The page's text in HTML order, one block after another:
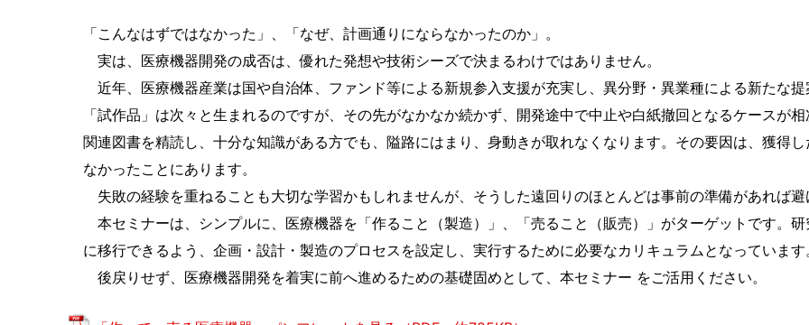
「こんなはずではなかった」、「なぜ、計画通りにならなかったのか」。
実は、医療機器開発の成否は、優れた発想や技術シーズで決まるわけではありません。
近年、医療機器産業は国や自治体、ファンド等による新規参入支援が充実し、異分野・異業種による新たな
「試作品」は次々と生まれるのですが、その先がなかなか続かず、開発途中で中止や白紙撤回となるケースが
関連図書を精読し、十分な知識がある方でも、隘路にはまり、身動きが取れなくなります。その要因は、獲得
なかったことにあります。
失敗の経験を重ねることも大切な学習かもしれませんが、そうした遠回りのほとんどは事前の準備があれば
本セミナーは、シンプルに、医療機器を「作ること（製造）」、「売ること（販売）」がターゲットです。
に移行できるよう、企画・設計・製造のプロセスを設定し、実行するために必要なカリキュラムとなっています
後戻りせず、医療機器開発を着実に前へ進めるための基礎固めとして、本セミナー をご活用ください。